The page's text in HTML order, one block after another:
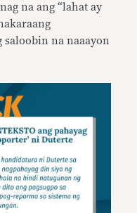
na ang “lahat ay
saloobin na naaayon